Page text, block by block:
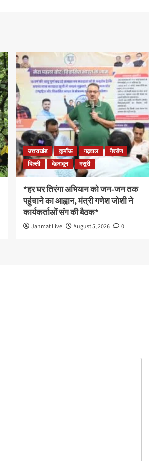
उत्तराखंड कुमाँऊ गढ़वाल
गैरसैण
दिल्ली
देहरादून मसूरी
*हर घर तिरंगा अभियान को जन-जन तक
पहुंचाने का आह्वान, मंत्री गणेश जोशी ने
कार्यकर्ताओं संग की बैठक*
Janmat Live August 5, 2026 0